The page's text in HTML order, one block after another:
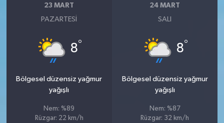
23 MART
PAZARTESI
8°
Bölgesel düzensiz yağmur
yağışlı
Nem: %89
Rüzgar: 22 km/h
24 MART
SALI
8°
Bölgesel düzensiz yağmur
yağışlı
Nem: %87
Rüzgar: 32 km/h